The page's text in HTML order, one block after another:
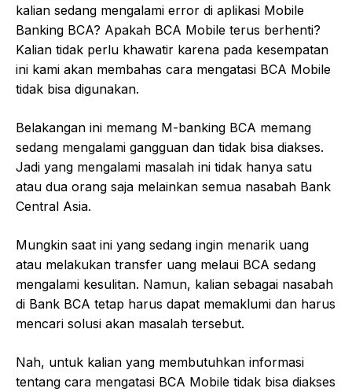
kalian sedang mengalami error di aplikasi Mobile
Banking BCA? Apakah BCA Mobile terus berhenti?
Kalian tidak perlu khawatir karena pada kesempatan
ini kami akan membahas cara mengatasi BCA Mobile
tidak bisa digunakan.
Belakangan ini memang M-banking BCA memang
sedang mengalami gangguan dan tidak bisa diakses.
Jadi yang mengalami masalah ini tidak hanya satu
atau dua orang saja melainkan semua nasabah Bank
Central Asia.
Mungkin saat ini yang sedang ingin menarik uang
atau melakukan transfer uang melaui BCA sedang
mengalami kesulitan. Namun, kalian sebagai nasabah
di Bank BCA tetap harus dapat memaklumi dan harus
mencari solusi akan masalah tersebut.
Nah, untuk kalian yang membutuhkan informasi
tentang cara mengatasi BCA Mobile tidak bisa diakses